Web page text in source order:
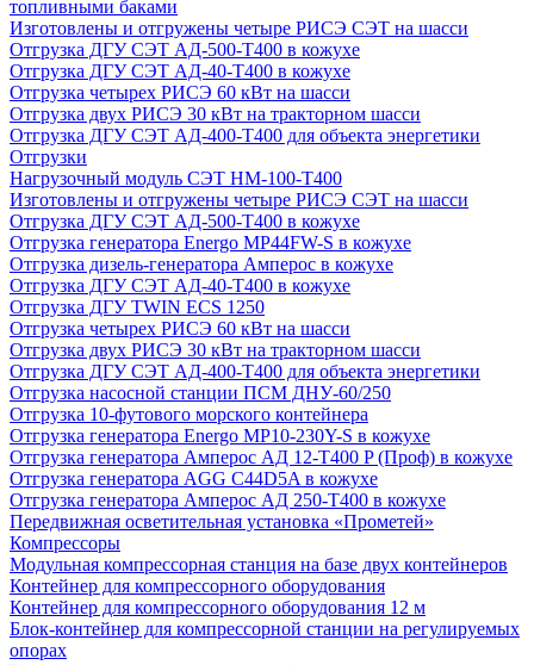
топливными баками
Изготовлены и отгружены четыре РИСЭ СЭТ на шасси
Отгрузка ДГУ СЭТ АД-500-Т400 в кожухе
Отгрузка ДГУ СЭТ АД-40-Т400 в кожухе
Отгрузка четырех РИСЭ 60 кВт на шасси
Отгрузка двух РИСЭ 30 кВт на тракторном шасси
Отгрузка ДГУ СЭТ АД-400-Т400 для объекта энергетики
Отгрузки
Нагрузочный модуль СЭТ НМ-100-Т400
Изготовлены и отгружены четыре РИСЭ СЭТ на шасси
Отгрузка ДГУ СЭТ АД-500-Т400 в кожухе
Отгрузка генератора Energo MP44FW-S в кожухе
Отгрузка дизель-генератора Амперос в кожухе
Отгрузка ДГУ СЭТ АД-40-Т400 в кожухе
Отгрузка ДГУ TWIN ECS 1250
Отгрузка четырех РИСЭ 60 кВт на шасси
Отгрузка двух РИСЭ 30 кВт на тракторном шасси
Отгрузка ДГУ СЭТ АД-400-Т400 для объекта энергетики
Отгрузка насосной станции ПСМ ДНУ-60/250
Отгрузка 10-футового морского контейнера
Отгрузка генератора Energo MP10-230Y-S в кожухе
Отгрузка генератора Амперос АД 12-Т400 P (Проф) в кожухе
Отгрузка генератора AGG C44D5A в кожухе
Отгрузка генератора Амперос АД 250-Т400 в кожухе
Передвижная осветительная установка «Прометей»
Компрессоры
Модульная компрессорная станция на базе двух контейнеров
Контейнер для компрессорного оборудования
Контейнер для компрессорного оборудования 12 м
Блок-контейнер для компрессорной станции на регулируемых
опорах